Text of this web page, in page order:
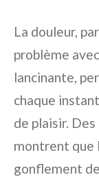
La douleur,
problème
lancinante,
chaque
de plaisir.
montrent que
gonflement